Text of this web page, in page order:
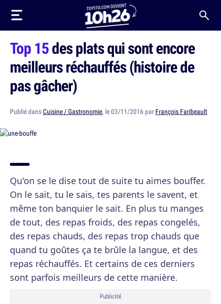
Top 15des plats qui sont encore
meilleurs réchauffés (histoire de
pas gâcher)
Publié dansCuisine / Gastronomie, le 03/11/2016 par François Faribeault
Qu'on se le dise tout de suite tu aimes bouffer.
On le sait, tu le sais, tes parents le savent, et
même ton banquier le sait. En plus tu manges
de tout, des repas froids, des repas congelés,
des repas chauds, des repas trop chauds que
quand tu goûtes ça te brûle la langue, et des
repas réchauffés. Et certains de ces derniers
sont parfois meilleurs de cette manière.
Publicité